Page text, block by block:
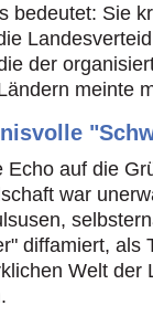
bedeutet: Sie
der
meinte
Echo auf die
war
diffamiert, als
Welt der